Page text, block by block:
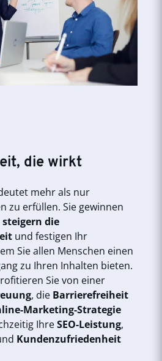
die wirkt
mehr als nur
zu erfüllen. Sie gewinnen
steigern die
und festigen Ihr
Sie allen Menschen einen
zu Ihren Inhalten bieten.
Sie von einer
, die Barrierefreiheit
Marketing-Strategie
IhreSEO-Leistung,
Kundenzufriedenheit